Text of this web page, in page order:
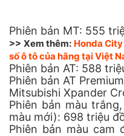
Phiên bản MT: 555
>> Xem thêm: Honda
số ô tô của hãng tại Việt
Phiên bản AT: 588
Phiên bản AT
Mitsubishi Xpander
Phiên bản màu
màu mới): 698 triệu
Phiên bản màu cam